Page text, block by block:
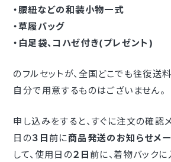
・腰紐などの和装小物一式
・草履バッグ
・白足袋、コハゼ付き(プレゼント)
のフルセットが、全国どこでも往復送
自分で用意するものはございません。
申し込みをすると、すぐに注文の確認
日の３日 前に商品発送のお知らせメ
して、使用日の２日 前に、着物バック